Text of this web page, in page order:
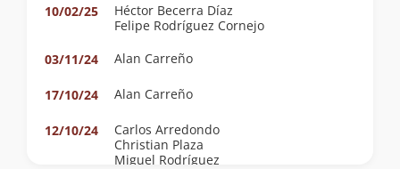
10/02/25
Héctor Becerra Díaz
Felipe Rodríguez Cornejo
03/11/24
Alan Carreño
17/10/24 Alan Carreño
12/10/24
Carlos Arredondo
Christian Plaza
Miguel Rodríguez